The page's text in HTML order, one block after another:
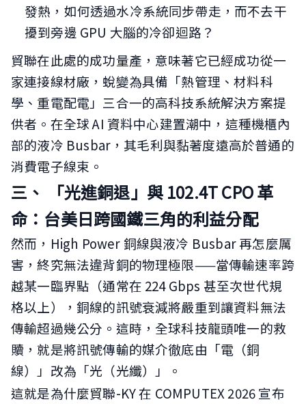
發熱，如何透過水冷系統同步帶走，而不去干
擾到旁邊 GPU 大腦的冷卻迴路？
貿聯在此處的成功量產，意味著它已經成功從一
家連接線材廠，蛻變為具備「熱管理、材料科
學、重電配電」三合一的高科技系統解決方案提
供者。在全球 AI 資料中心建置潮中，這種機櫃內
部的液冷 Busbar，其毛利與黏著度遠高於普通的
消費電子線束。
三、 「光進銅退」與 102.4T CPO 革
命：台美日跨國鐵三角的利益分配
然而，High Power 銅線與液冷 Busbar 再怎麼厲
害，終究無法違背銅的物理極限——當傳輸速率跨
越某一臨界點（通常在 224 Gbps 甚至次世代規
格以上），銅線的訊號衰減將嚴重到讓資料無法
傳輸超過幾公分。這時，全球科技龍頭唯一的救
贖，就是將訊號傳輸的媒介徹底由「電（銅
線）」改為「光（光纖）」。
這就是為什麼貿聯-KY 在 COMPUTEX 2026 宣布